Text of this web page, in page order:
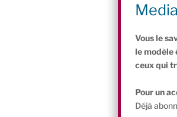
l’on aura
Vous le
le modèle
ceux qui
Pour un
Déjà